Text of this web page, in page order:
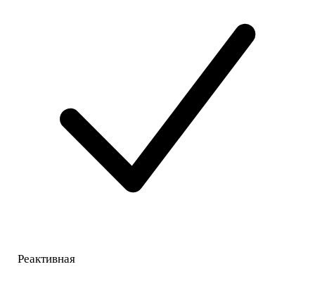
Реактивная